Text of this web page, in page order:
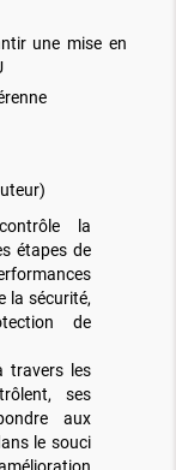
une mise en
la
étapes de
la sécurité,
de
travers les
ses
aux
le souci